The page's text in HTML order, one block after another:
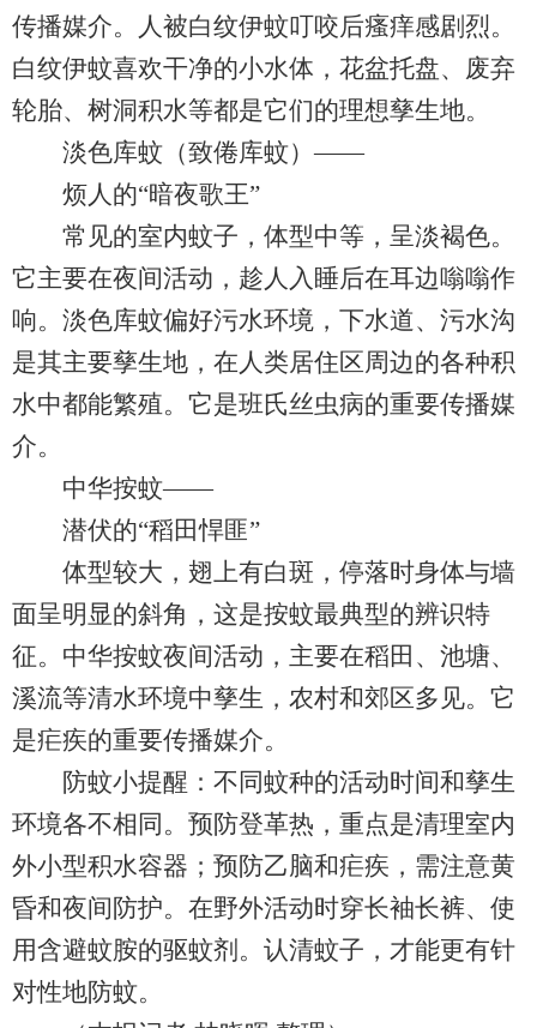
传播媒介。人被白纹伊蚊叮咬后瘙痒感剧烈。
白纹伊蚊喜欢干净的小水体，花盆托盘、废弃
轮胎、树洞积水等都是它们的理想孳生地。
淡色库蚊（致倦库蚊）——
烦人的“暗夜歌王”
常见的室内蚊子，体型中等，呈淡褐色。
它主要在夜间活动，趁人入睡后在耳边嗡嗡作
响。淡色库蚊偏好污水环境，下水道、污水沟
是其主要孳生地，在人类居住区周边的各种积
水中都能繁殖。它是班氏丝虫病的重要传播媒
介。
中华按蚊——
潜伏的“稻田悍匪”
体型较大，翅上有白斑，停落时身体与墙
面呈明显的斜角，这是按蚊最典型的辨识特
征。中华按蚊夜间活动，主要在稻田、池塘、
溪流等清水环境中孳生，农村和郊区多见。它
是疟疾的重要传播媒介。
防蚊小提醒：不同蚊种的活动时间和孳生
环境各不相同。预防登革热，重点是清理室内
外小型积水容器；预防乙脑和疟疾，需注意黄
昏和夜间防护。在野外活动时穿长袖长裤、使
用含避蚊胺的驱蚊剂。认清蚊子，才能更有针
对性地防蚊。